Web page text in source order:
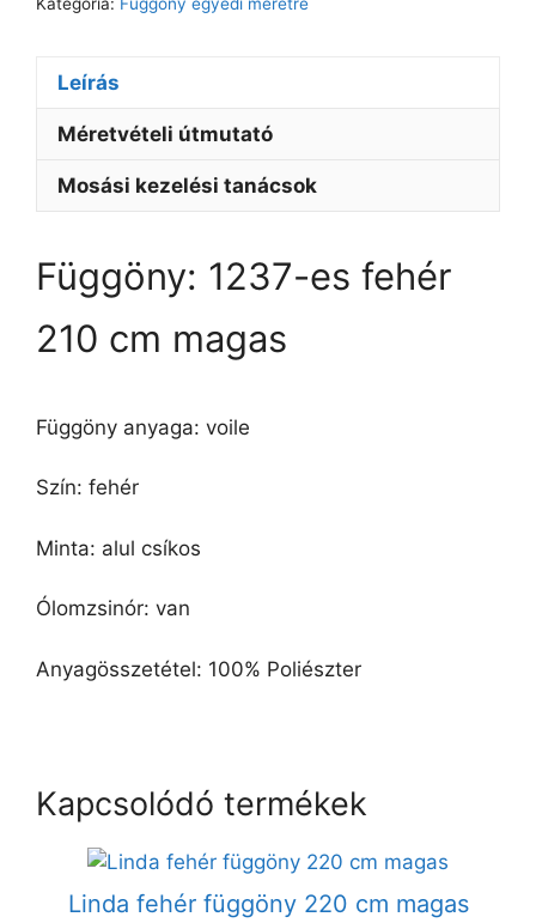
Kategória: Függöny egyedi méretre
Leírás
Méretvételi útmutató
Mosási kezelési tanácsok
Függöny: 1237-es fehér
210 cm magas
Függöny anyaga: voile
Szín: fehér
Minta: alul csíkos
Ólomzsinór: van
Anyagösszetétel: 100% Poliészter
Kapcsolódó termékek
Linda fehér függöny 220 cm magas